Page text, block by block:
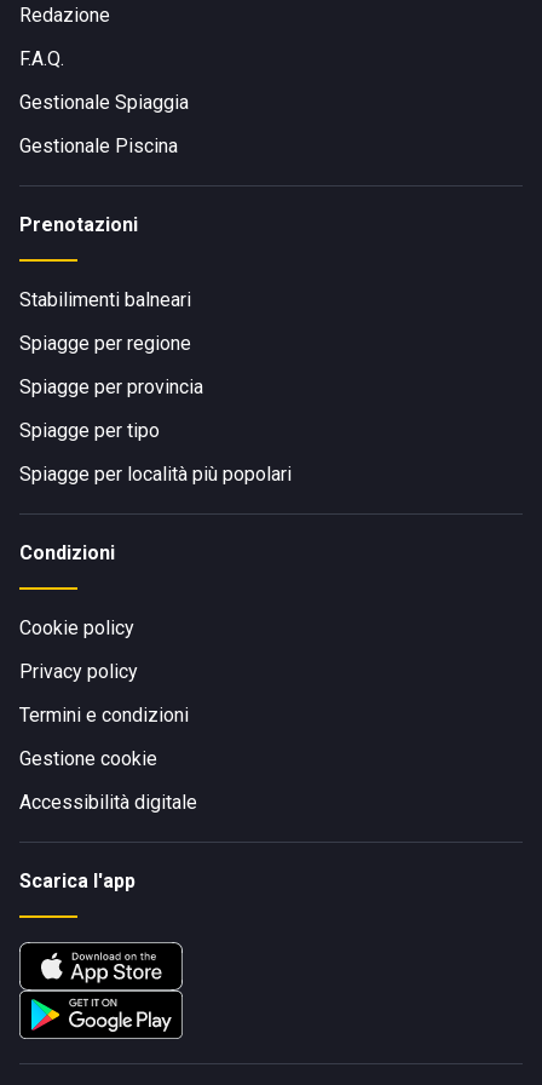
Redazione
F.A.Q.
Gestionale Spiaggia
Gestionale Piscina
Prenotazioni
Stabilimenti balneari
Spiagge per regione
Spiagge per provincia
Spiagge per tipo
Spiagge per località più popolari
Condizioni
Cookie policy
Privacy policy
Termini e condizioni
Gestione cookie
Accessibilità digitale
Scarica l'app